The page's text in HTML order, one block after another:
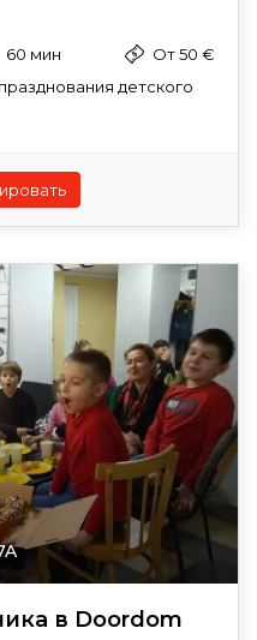
60 мин
От 50 €
детского
в Doordom